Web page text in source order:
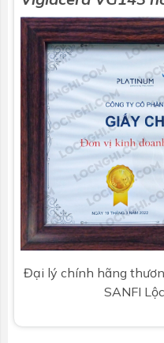
Đại lý chính hãng
SANFI